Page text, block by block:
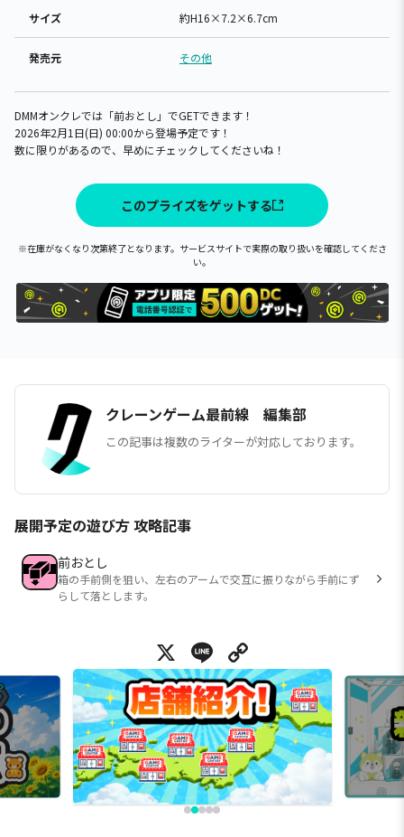
サイズ 約H16×7.2×6.7cm
発売元 その他
DMMオンクレでは「前おとし」でGETできます！
2026年2月1日(日) 00:00から登場予定です！
数に限りがあるので、早めにチェックしてくださいね！
このプライズをゲットする
※在庫がなくなり次第終了となります。サービスサイトで実際の取り扱いを確認してくださ
い。
クレーンゲーム最前線 編集部
この記事は複数のライターが対応しております。
展開予定の遊び方 攻略記事
前おとし
箱の手前側を狙い、左右のアームで交互に振りながら手前にず
らして落とします。
X Line